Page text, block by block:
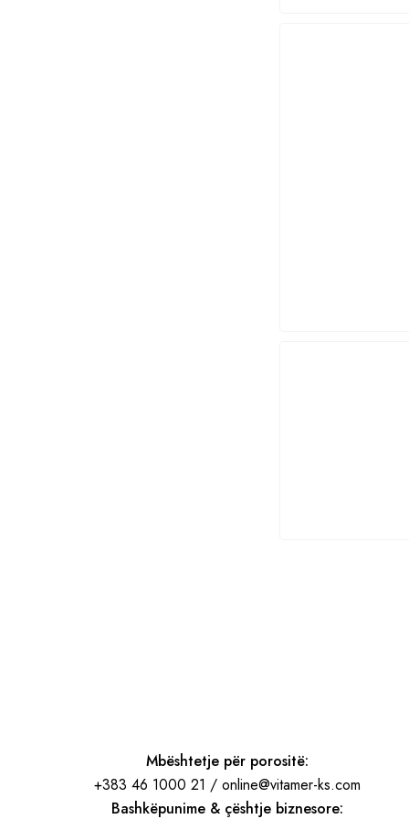
Mbështetje për porositë:
+383 46 1000 21 / online@vitamer-ks.com
Bashkëpunime & çështje biznesore: